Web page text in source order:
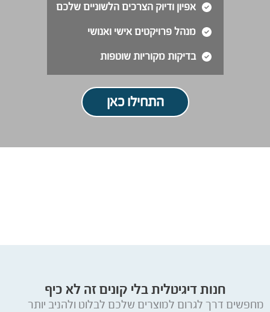
אפיון ודיוק הצרכים הלשוניים שלכם
מנהל פרויקטים אישי ואנושי
בדיקות מקוריות שוטפות
התחילו כאן
חנות דיגיטלית בלי קונים זה לא כיף
מחפשים דרך לגרום למוצרים שלכם לבלוט ולהניב יותר